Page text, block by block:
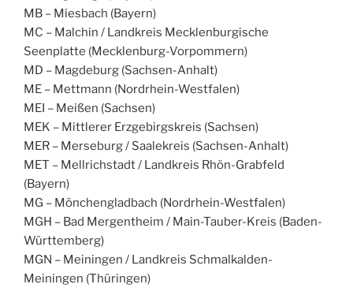
MB – Miesbach (Bayern)
MC – Malchin / Landkreis Mecklenburgische
Seenplatte (Mecklenburg-Vorpommern)
MD – Magdeburg (Sachsen-Anhalt)
ME – Mettmann (Nordrhein-Westfalen)
MEI – Meißen (Sachsen)
MEK – Mittlerer Erzgebirgskreis (Sachsen)
MER – Merseburg / Saalekreis (Sachsen-Anhalt)
MET – Mellrichstadt / Landkreis Rhön-Grabfeld
(Bayern)
MG – Mönchengladbach (Nordrhein-Westfalen)
MGH – Bad Mergentheim / Main-Tauber-Kreis (Baden-
Württemberg)
MGN – Meiningen / Landkreis Schmalkalden-
Meiningen (Thüringen)